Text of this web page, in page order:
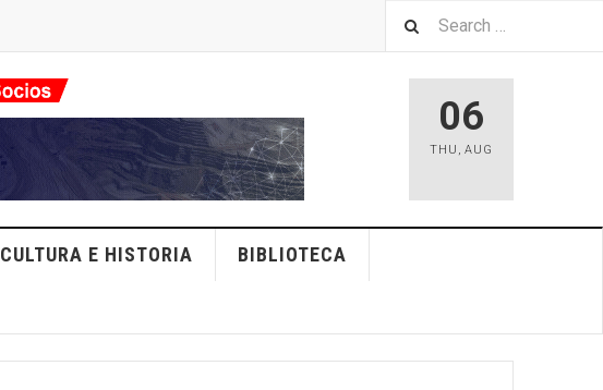
06
THU , AUG
CULTURA E HISTORIA BIBLIOTECA